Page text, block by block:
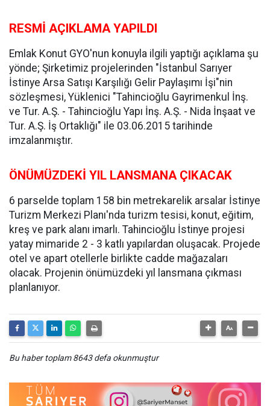
RESMİ AÇIKLAMA YAPILDI
Emlak Konut GYO'nun konuyla ilgili yaptığı açıklama şu
yönde; Şirketimiz projelerinden "İstanbul Sarıyer
İstinye Arsa Satışı Karşılığı Gelir Paylaşımı İşi"nin
sözleşmesi, Yüklenici "Tahincioğlu Gayrimenkul İnş.
ve Tur. A.Ş. - Tahincioğlu Yapı İnş. A.Ş. - Nida İnşaat ve
Tur. A.Ş. İş Ortaklığı" ile 03.06.2015 tarihinde
imzalanmıştır.
ÖNÜMÜZDEKİ YIL LANSMANA ÇIKACAK
6 parselde toplam 158 bin metrekarelik arsalar İstinye
Turizm Merkezi Planı'nda turizm tesisi, konut, eğitim,
kreş ve park alanı imarlı. Tahincioğlu İstinye projesi
yatay mimaride 2 - 3 katlı yapılardan oluşacak. Projede
otel ve apart otellerle birlikte cadde mağazaları
olacak. Projenin önümüzdeki yıl lansmana çıkması
planlanıyor.
Bu haber toplam 8643 defa okunmuştur